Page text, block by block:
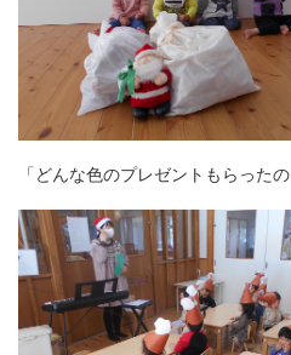
「どんな色のプレゼントもらった